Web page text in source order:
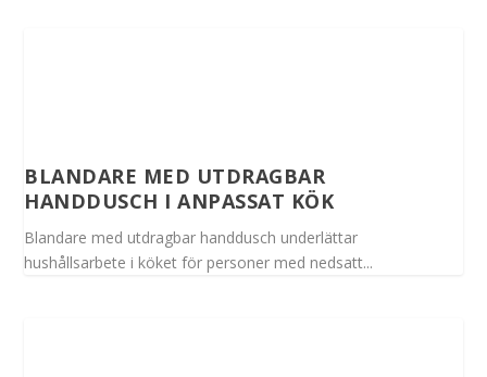
BLANDARE MED UTDRAGBAR
HANDDUSCH I ANPASSAT KÖK
Blandare med utdragbar handdusch underlättar
hushållsarbete i köket för personer med nedsatt...